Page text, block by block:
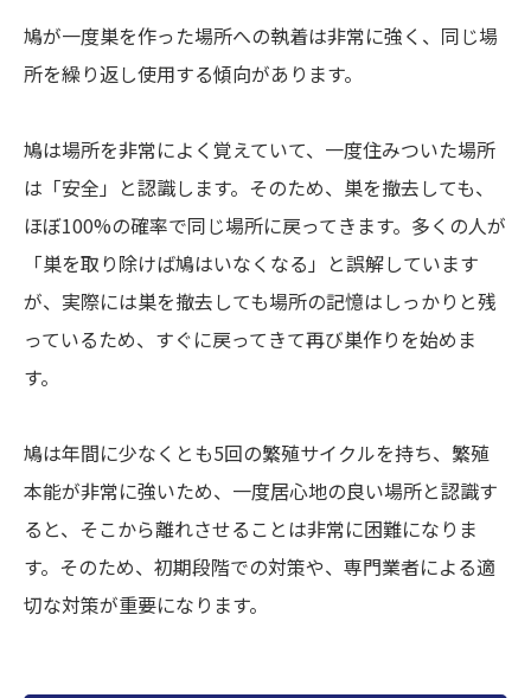
鳩が一度巣を作った場所への執着は非常に強く、同じ場
所を繰り返し使用する傾向があります。
鳩は場所を非常によく覚えていて、一度住みついた場所
は「安全」と認識します。そのため、巣を撤去しても、
ほぼ100%の確率で同じ場所に戻ってきます。多くの人が
「巣を取り除けば鳩はいなくなる」と誤解しています
が、実際には巣を撤去しても場所の記憶はしっかりと残
っているため、すぐに戻ってきて再び巣作りを始めま
す。
鳩は年間に少なくとも5回の繁殖サイクルを持ち、繁殖
本能が非常に強いため、一度居心地の良い場所と認識す
ると、そこから離れさせることは非常に困難になりま
す。そのため、初期段階での対策や、専門業者による適
切な対策が重要になります。